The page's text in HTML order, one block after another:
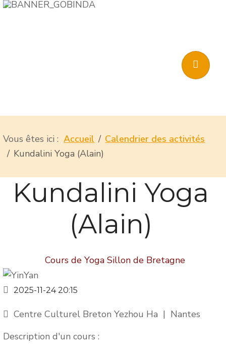
Vous êtes ici :Accueil
Calendrier des activités
Kundalini Yoga (Alain)
Kundalini Yoga
(Alain)
Cours de Yoga Sillon de Bretagne
2025-11-24 20:15
Centre Culturel Breton Yezhou Ha | Nantes
Description d'un cours :